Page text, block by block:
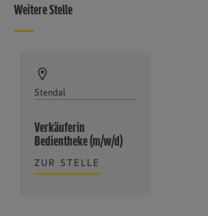
Weitere Stelle
Stendal
Verkäuferin
Bedientheke (m/w/d)
ZUR STELLE